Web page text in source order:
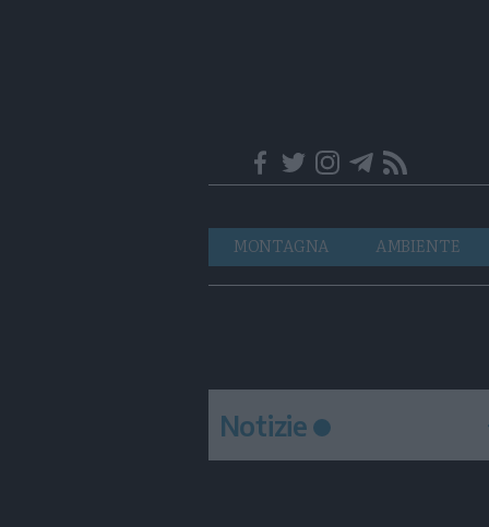
Navigazione
principale
MONTAGNA AMBIENTE
Notizie